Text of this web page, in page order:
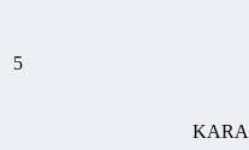
5
KARA